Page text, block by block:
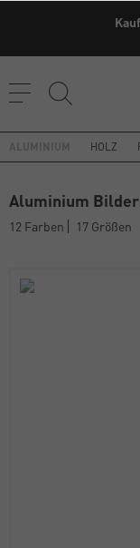
HOLZ
Aluminium
12 Farben 17 Größen